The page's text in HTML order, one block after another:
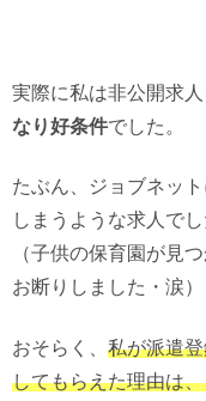
実際に私は非公開求
なり好条件でした。
たぶん、ジョブネッ
しまうような求人でし
（子供の保育園が見
お断りしました・涙）
おそらく、 私が派遣
してもらえた理由は